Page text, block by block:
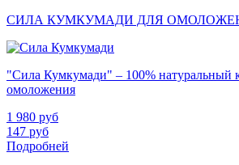
СИЛА КУМКУМАДИ ДЛЯ
"Сила Кумкумади" – 100% натуральный
омоложения
1 980 руб
147 руб
Подробней